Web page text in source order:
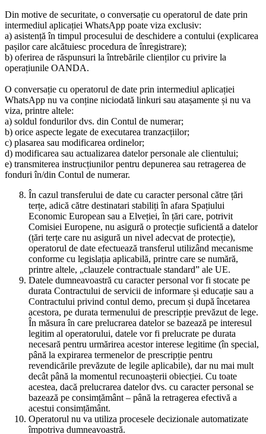
Din motive de securitate, o conversație cu operatorul de date prin
intermediul aplicației WhatsApp poate viza exclusiv:
a) asistență în timpul procesului de deschidere a contului (explicarea
pașilor care alcătuiesc procedura de înregistrare);
b) oferirea de răspunsuri la întrebările clienților cu privire la
operațiunile OANDA.
O conversație cu operatorul de date prin intermediul aplicației
WhatsApp nu va conține niciodată linkuri sau atașamente și nu va
viza, printre altele:
a) soldul fondurilor dvs. din Contul de numerar;
b) orice aspecte legate de executarea tranzacțiilor;
c) plasarea sau modificarea ordinelor;
d) modificarea sau actualizarea datelor personale ale clientului;
e) transmiterea instrucțiunilor pentru depunerea sau retragerea de
fonduri în/din Contul de numerar.
În cazul transferului de date cu caracter personal către țări
terțe, adică către destinatari stabiliți în afara Spațiului
Economic European sau a Elveției, în țări care, potrivit
Comisiei Europene, nu asigură o protecție suficientă a datelor
(țări terțe care nu asigură un nivel adecvat de protecție),
operatorul de date efectuează transferul utilizând mecanisme
conforme cu legislația aplicabilă, printre care se numără,
printre altele, „clauzele contractuale standard” ale UE.
Datele dumneavoastră cu caracter personal vor fi stocate pe
durata Contractului de servicii de informare și educație sau a
Contractului privind contul demo, precum și după încetarea
acestora, pe durata termenului de prescripție prevăzut de lege.
În măsura în care prelucrarea datelor se bazează pe interesul
legitim al operatorului, datele vor fi prelucrate pe durata
necesară pentru urmărirea acestor interese legitime (în special,
până la expirarea termenelor de prescripție pentru
revendicările prevăzute de legile aplicabile), dar nu mai mult
decât până la momentul recunoașterii obiecției. Cu toate
acestea, dacă prelucrarea datelor dvs. cu caracter personal se
bazează pe consimțământ – până la retragerea efectivă a
acestui consimțământ.
Operatorul nu va utiliza procesele decizionale automatizate
împotriva dumneavoastră.